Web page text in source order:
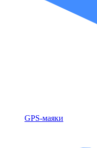
GPS-маяки